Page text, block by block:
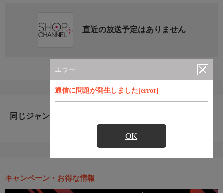
エラー
通信に問題が発生しました[error]
OK
直近の放送予定はありません
同じジャンルのおすすめ番組
キャンペーン・お得な情報